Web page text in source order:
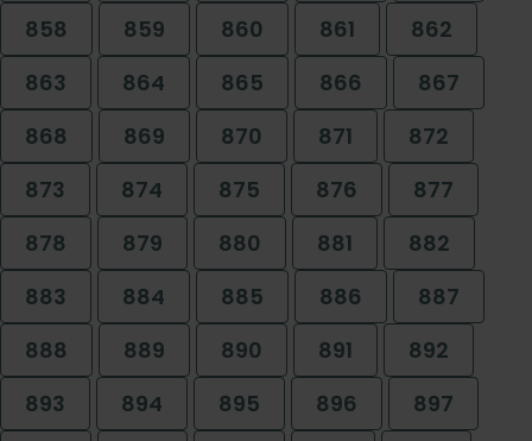
858
859 860 861
862
863
864 865 866
867
868
869 870 871
872
873
874 875 876
877
878
879 880 881
882
883
884 885 886
887
888
889 890 891
892
893
894 895 896
897